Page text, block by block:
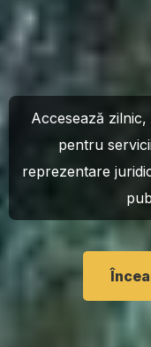
Accesează
pentru
reprezentare